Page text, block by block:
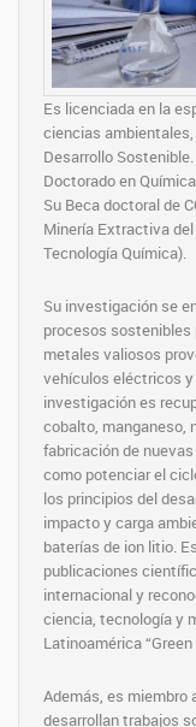
Es licenciada en la
ciencias
Desarrollo
Doctorado en
Su Beca doctoral de
Minería Extractiva
Tecnología Química).
Su investigación se
procesos sostenibles
metales valiosos
vehículos eléctricos
investigación es
cobalto, manganeso,
fabricación de
como potenciar el
los principios del
impacto y carga
baterías de ion litio.
publicaciones
internacional y
ciencia, tecnología y
Latinoamérica
Además, es miembro
desarrollan trabajos